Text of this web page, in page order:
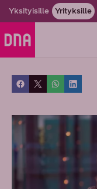
Yksityisille Yrityksille